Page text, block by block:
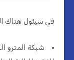
في سيئول هناك
شبكة المترو